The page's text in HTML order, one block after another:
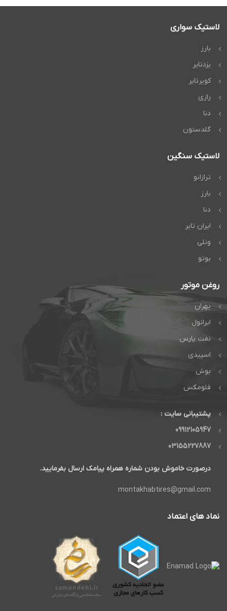
لاستیک سواری
بارز
یزدتایر
کویرتایر
رازی
دنا
گلدستون
لاستیک سنگین
ترازانو
بارز
دنا
ایران تایر
ونلی
بوتو
روغن موتور
بهران
ایرانول
نفت پارس
اسپیدی
بوش
فلومکس
پشتیبانی سایت :
09912105947
03155227887
درصورت خاموش بودن شماره همراه پیامک ارسال بفرمایید.
montakhabtires@gmail.com
نماد های اعتماد